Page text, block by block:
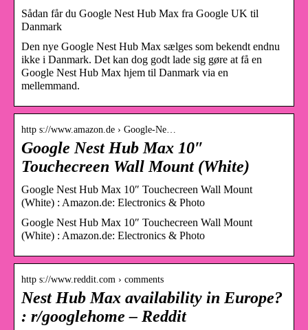
Sådan får du Google Nest Hub Max fra Google UK til
Danmark
Den nye Google Nest Hub Max sælges som bekendt endnu
ikke i Danmark. Det kan dog godt lade sig gøre at få en
Google Nest Hub Max hjem til Danmark via en
mellemmand.
http s://www.amazon.de › Google-Ne…
Google Nest Hub Max 10″
Touchecreen Wall Mount (White)
Google Nest Hub Max 10″ Touchecreen Wall Mount
(White) : Amazon.de: Electronics & Photo
Google Nest Hub Max 10″ Touchecreen Wall Mount
(White) : Amazon.de: Electronics & Photo
http s://www.reddit.com › comments
Nest Hub Max availability in Europe?
: r/googlehome – Reddit